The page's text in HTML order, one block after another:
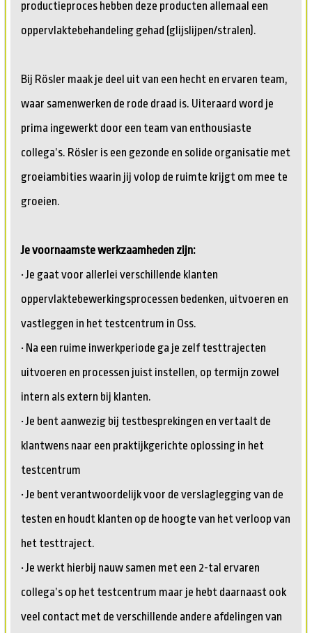
productieproces hebben deze producten allemaal een
oppervlaktebehandeling gehad (glijslijpen/stralen).
Bij Rösler maak je deel uit van een hecht en ervaren team,
waar samenwerken de rode draad is. Uiteraard word je
prima ingewerkt door een team van enthousiaste
collega’s. Rösler is een gezonde en solide organisatie met
groeiambities waarin jij volop de ruimte krijgt om mee te
groeien.
Je voornaamste werkzaamheden zijn:
• Je gaat voor allerlei verschillende klanten
oppervlaktebewerkingsprocessen bedenken, uitvoeren en
vastleggen in het testcentrum in Oss.
• Na een ruime inwerkperiode ga je zelf testtrajecten
uitvoeren en processen juist instellen, op termijn zowel
intern als extern bij klanten.
• Je bent aanwezig bij testbesprekingen en vertaalt de
klantwens naar een praktijkgerichte oplossing in het
testcentrum
• Je bent verantwoordelijk voor de verslaglegging van de
testen en houdt klanten op de hoogte van het verloop van
het testtraject.
• Je werkt hierbij nauw samen met een 2-tal ervaren
collega’s op het testcentrum maar je hebt daarnaast ook
veel contact met de verschillende andere afdelingen van